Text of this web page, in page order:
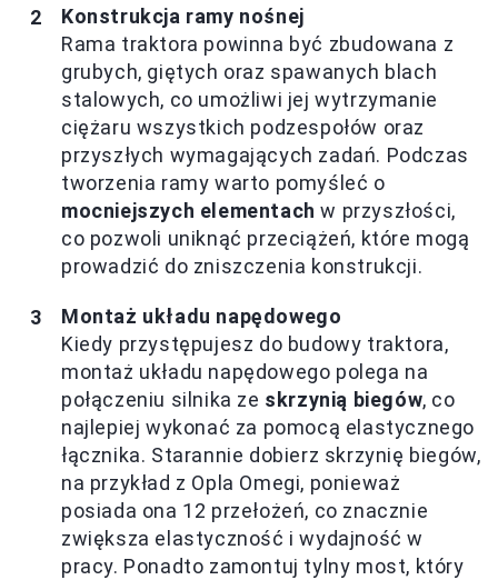
Konstrukcja ramy nośnej
Rama traktora powinna być zbudowana z
grubych, giętych oraz spawanych blach
stalowych, co umożliwi jej wytrzymanie
ciężaru wszystkich podzespołów oraz
przyszłych wymagających zadań. Podczas
tworzenia ramy warto pomyśleć o
mocniejszych elementach w przyszłości,
co pozwoli uniknąć przeciążeń, które mogą
prowadzić do zniszczenia konstrukcji.
Montaż układu napędowego
Kiedy przystępujesz do budowy traktora,
montaż układu napędowego polega na
połączeniu silnika ze skrzynią biegów, co
najlepiej wykonać za pomocą elastycznego
łącznika. Starannie dobierz skrzynię biegów,
na przykład z Opla Omegi, ponieważ
posiada ona 12 przełożeń, co znacznie
zwiększa elastyczność i wydajność w
pracy. Ponadto zamontuj tylny most, który